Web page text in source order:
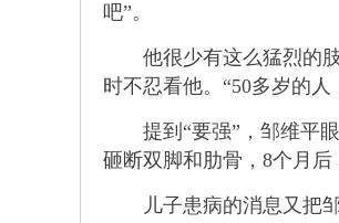
吧”。
他很少有这么猛烈的肢
时不忍看他。“50多岁的
提到“要强”，邹维平眼
砸断双脚和肋骨，8个月
儿子患病的消息又把邹